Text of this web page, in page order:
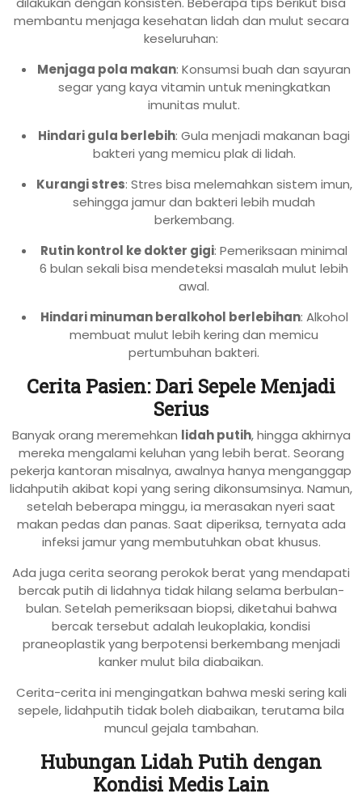
membantu menjaga kesehatan lidah dan mulut secara
keseluruhan:
Menjaga pola makan: Konsumsi buah dan sayuran
segar yang kaya vitamin untuk meningkatkan
imunitas mulut.
Hindari gula berlebih: Gula menjadi makanan bagi
bakteri yang memicu plak di lidah.
Kurangi stres: Stres bisa melemahkan sistem imun,
sehingga jamur dan bakteri lebih mudah
berkembang.
Rutin kontrol ke dokter gigi: Pemeriksaan minimal
6 bulan sekali bisa mendeteksi masalah mulut lebih
awal.
Hindari minuman beralkohol berlebihan: Alkohol
membuat mulut lebih kering dan memicu
pertumbuhan bakteri.
Cerita Pasien: Dari Sepele Menjadi
Serius
Banyak orang meremehkan lidah putih, hingga akhirnya
mereka mengalami keluhan yang lebih berat. Seorang
pekerja kantoran misalnya, awalnya hanya menganggap
lidahputih akibat kopi yang sering dikonsumsinya. Namun,
setelah beberapa minggu, ia merasakan nyeri saat
makan pedas dan panas. Saat diperiksa, ternyata ada
infeksi jamur yang membutuhkan obat khusus.
Ada juga cerita seorang perokok berat yang mendapati
bercak putih di lidahnya tidak hilang selama berbulan-
bulan. Setelah pemeriksaan biopsi, diketahui bahwa
bercak tersebut adalah leukoplakia, kondisi
praneoplastik yang berpotensi berkembang menjadi
kanker mulut bila diabaikan.
Cerita-cerita ini mengingatkan bahwa meski sering kali
sepele, lidahputih tidak boleh diabaikan, terutama bila
muncul gejala tambahan.
Hubungan Lidah Putih dengan
Kondisi Medis Lain